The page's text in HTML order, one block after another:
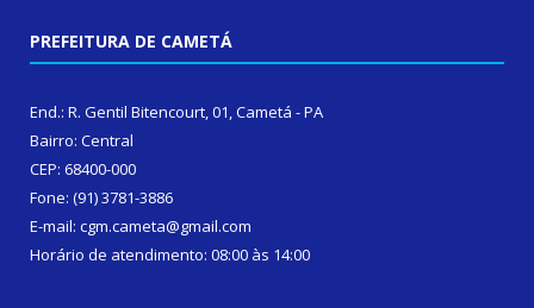
PREFEITURA DE CAMETÁ
End.: R. Gentil Bitencourt, 01, Cametá - PA
Bairro: Central
CEP: 68400-000
Fone: (91) 3781-3886
E-mail: cgm.cameta@gmail.com
Horário de atendimento: 08:00 às 14:00